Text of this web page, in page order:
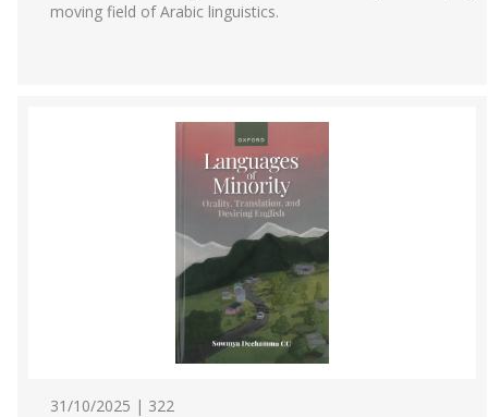
moving field of Arabic linguistics.
31/10/2025 | 322